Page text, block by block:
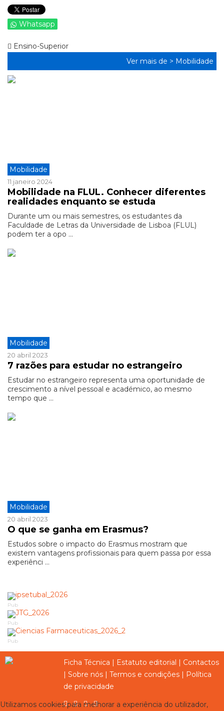
Whatsapp
Ensino-Superior
Ver mais de > Mobilidade
Mobilidade
11 janeiro 2024
Mobilidade na FLUL. Conhecer diferentes
realidades enquanto se estuda
Durante um ou mais semestres, os estudantes da
Faculdade de Letras da Universidade de Lisboa (FLUL)
podem ter a opo ...
Mobilidade
20 abril 2023
7 razões para estudar no estrangeiro
Estudar no estrangeiro representa uma oportunidade de
crescimento a nível pessoal e académico, ao mesmo
tempo que ...
Mobilidade
20 abril 2023
O que se ganha em Erasmus?
Estudos sobre o impacto do Erasmus mostram que
existem vantagens profissionais para quem passa por essa
experiênci ...
Pub
Pub
Pub
Ficha Técnica | Estatuto editorial | Contactos
| Sobre nós | Termos e condições | Política
de privacidade
Utilizamos cookies para melhorar a experiência do utilizador,